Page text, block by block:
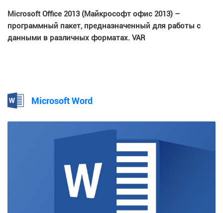
Microsoft Office 2013 (Майкрософт офис 2013) –
программный пакет, предназначенный для работы с
данными в различных форматах. VAR
Microsoft Word